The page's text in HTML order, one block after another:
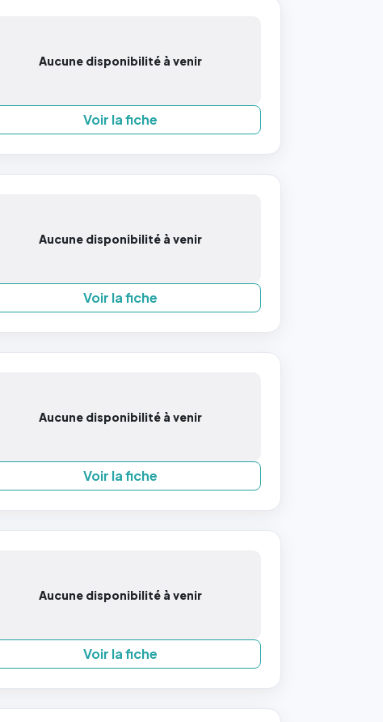
Aucune disponibilité à venir
Voir la fiche
Aucune disponibilité à venir
Voir la fiche
Aucune disponibilité à venir
Voir la fiche
Aucune disponibilité à venir
Voir la fiche